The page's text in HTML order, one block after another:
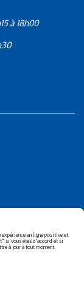
à 18h00
confidentialité